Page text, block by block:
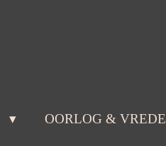
OORLOG & VREDE